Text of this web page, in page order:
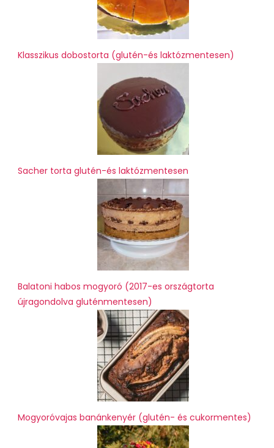
Klasszikus dobostorta (glutén-és laktózmentesen)
Sacher torta glutén-és laktózmentesen
Balatoni habos mogyoró (2017-es országtorta
újragondolva gluténmentesen)
Mogyoróvajas banánkenyér (glutén- és cukormentes)